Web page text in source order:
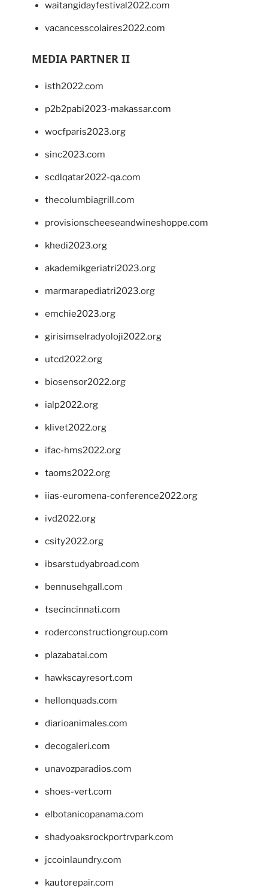
waitangidayfestival2022.com
vacancesscolaires2022.com
MEDIA PARTNER II
isth2022.com
p2b2pabi2023-makassar.com
wocfparis2023.org
sinc2023.com
scdlqatar2022-qa.com
thecolumbiagrill.com
provisionscheeseandwineshoppe.com
khedi2023.org
akademikgeriatri2023.org
marmarapediatri2023.org
emchie2023.org
girisimselradyoloji2022.org
utcd2022.org
biosensor2022.org
ialp2022.org
klivet2022.org
ifac-hms2022.org
taoms2022.org
iias-euromena-conference2022.org
ivd2022.org
csity2022.org
ibsarstudyabroad.com
bennusehgall.com
tsecincinnati.com
roderconstructiongroup.com
plazabatai.com
hawkscayresort.com
hellonquads.com
diarioanimales.com
decogaleri.com
unavozparadios.com
shoes-vert.com
elbotanicopanama.com
shadyoaksrockportrvpark.com
jccoinlaundry.com
kautorepair.com